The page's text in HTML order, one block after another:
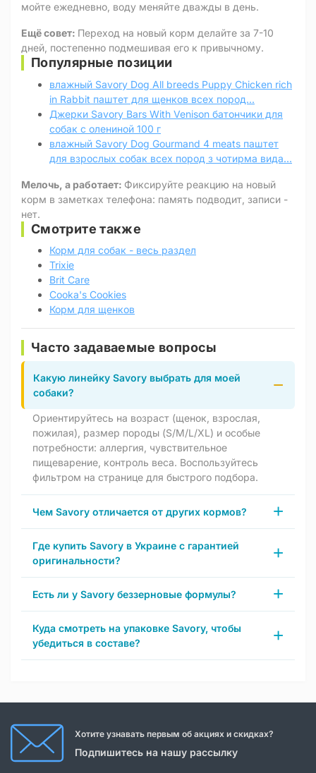
мойте ежедневно, воду меняйте дважды в день.
Ещё совет: Переход на новый корм делайте за 7-10
дней, постепенно подмешивая его к привычному.
Популярные позиции
влажный Savory Dog All breeds Puppy Chicken rich
in Rabbit паштет для щенков всех пород...
Джерки Savory Bars With Venison батончики для
собак с олениной 100 г
влажный Savory Dog Gourmand 4 meats паштет
для взрослых собак всех пород з чотирма вида...
Мелочь, а работает: Фиксируйте реакцию на новый
корм в заметках телефона: память подводит, записи -
нет.
Смотрите также
Корм для собак - весь раздел
Trixie
Brit Care
Cooka's Cookies
Корм для щенков
Часто задаваемые вопросы
Какую линейку Savory выбрать для моей
собаки?
Ориентируйтесь на возраст (щенок, взрослая,
пожилая), размер породы (S/M/L/XL) и особые
потребности: аллергия, чувствительное
пищеварение, контроль веса. Воспользуйтесь
фильтром на странице для быстрого подбора.
Чем Savory отличается от других кормов?
Где купить Savory в Украине с гарантией
оригинальности?
Есть ли у Savory беззерновые формулы?
Куда смотреть на упаковке Savory, чтобы
убедиться в составе?
Хотите узнавать первым об акциях и скидках?
Подпишитесь на нашу рассылку